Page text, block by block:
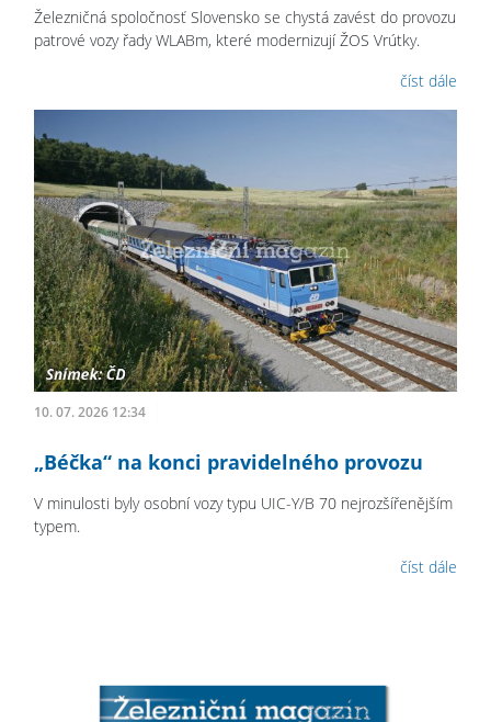
Železničná spoločnosť Slovensko se chystá zavést do provozu
patrové vozy řady WLABm, které modernizují ŽOS Vrútky.
číst dále
10. 07. 2026 12:34
„Béčka“ na konci pravidelného provozu
V minulosti byly osobní vozy typu UIC-Y/B 70 nejrozšířenějším
typem.
číst dále